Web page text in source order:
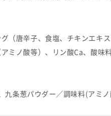
（唐辛子、食塩、チキンエキ
ミノ酸等）、リン酸Ca、酸味
条葱パウダー／調味料(アミ